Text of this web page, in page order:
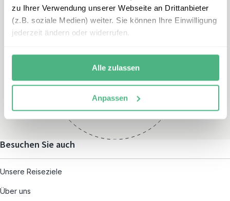
zu Ihrer Verwendung unserer Webseite an Drittanbieter
(z.B. soziale Medien) weiter. Sie können Ihre Einwilligung
jederzeit ändern oder widerrufen.
Alle zulassen
Anpassen
Montag – Freitag:
und nach individueller
Terminvereinbarung
Besuchen Sie auch
Unsere Reiseziele
Über uns